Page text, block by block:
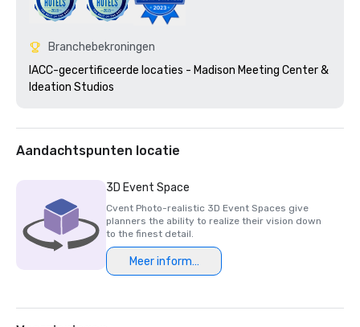
Branchebekroningen
IACC-gecertificeerde locaties - Madison Meeting Center &
Aandachtspunten locatie
3D Event Space
Cvent Photo-realistic 3D Event Spaces give
planners the ability to realize their vision down
to the finest detail.
Meer informatie